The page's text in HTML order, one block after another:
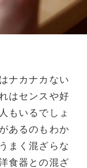
ナカナカない
はセンスや好
もいるでしょ
あるのもわか
まく混ざらな
食器との混ざ